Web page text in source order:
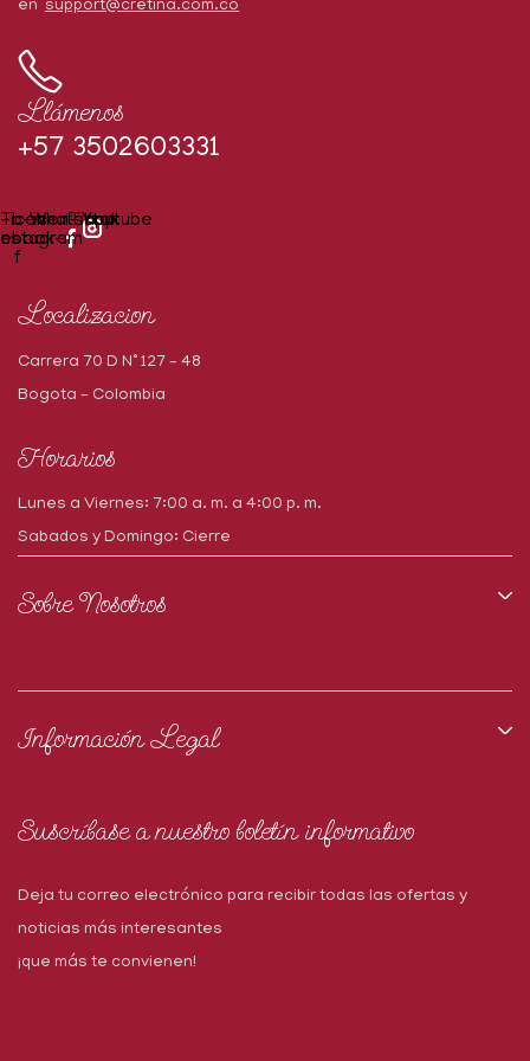
en support@cretina.com.co
Llámenos
+57 3502603331
icon-
f
Tb-icon-
Whatsapp
Tiktok
Youtube
Localizacion
Carrera 70 D N° 127 – 48
Bogota – Colombia
Horarios
Lunes a Viernes: 7:00 a. m. a 4:00 p. m.
Sabados y Domingo: Cierre
Sobre Nosotros
Información Legal
Suscríbase a nuestro boletín informativo
Deja tu correo electrónico para recibir todas las ofertas y
noticias más interesantes
¡que más te convienen!